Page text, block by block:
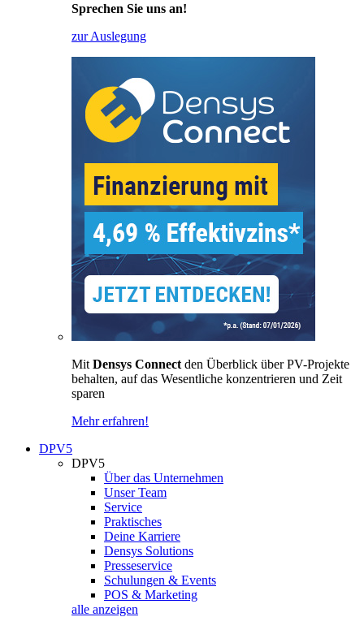
Sprechen Sie uns an!
zur Auslegung
Mit Densys Connect den Überblick über PV-Projekte
behalten, auf das Wesentliche konzentrieren und Zeit
sparen
Mehr erfahren!
DPV5
DPV5
Über das Unternehmen
Unser Team
Service
Praktisches
Deine Karriere
Densys Solutions
Presseservice
Schulungen & Events
POS & Marketing
alle anzeigen